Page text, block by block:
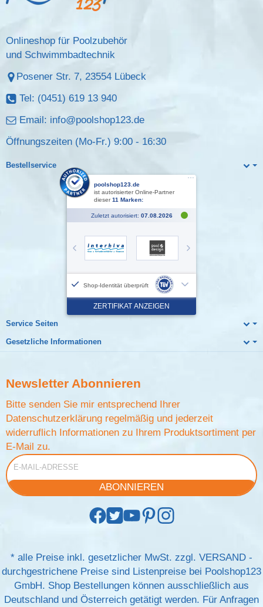
Onlineshop für Poolzubehör
und Schwimmbadtechnik
Posener Str. 7, 23554 Lübeck
Tel: (0451) 619 13 940
Email: info@poolshop123.de
Öffnungszeiten (Mo-Fr.) 9:00 - 16:30
Bestellservice
Service Seiten
Gesetzliche Informationen
Newsletter Abonnieren
Bitte senden Sie mir entsprechend Ihrer
Datenschutzerklärung regelmäßig und jederzeit
widerruflich Informationen zu Ihrem Produktsortiment per
E-Mail zu.
E-Mail-Adresse
ABONNIEREN
* alle Preise inkl. gesetzlicher MwSt. zzgl. VERSAND -
durchgestrichene Preise sind Listenpreise bei Poolshop123
GmbH. Shop Bestellungen können ausschließlich aus
Deutschland und Österreich getätigt werden. Für Anfragen